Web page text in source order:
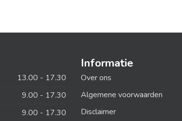
13.00 - 17.30
9.00 - 17.30
9.00 - 17.30
Informatie
Over ons
Algemene voorwaarden
Disclaimer